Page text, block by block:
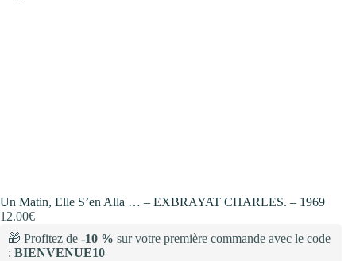
Un Matin, Elle S’en Alla … – EXBRAYAT CHARLES. – 1969
12.00€
🎁 Profitez de -10 % sur votre première commande avec le code
: BIENVENUE10